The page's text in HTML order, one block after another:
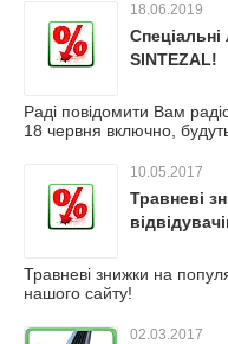
18.06.2019
Спеціальні
SINTEZAL!
Раді повідомити Вам
18 червня включно,
10.05.2017
Травневі
Травневі знижки на
нашого сайту!
02.03.2017